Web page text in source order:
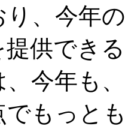
り、今年
供でき
、今年も
もっと